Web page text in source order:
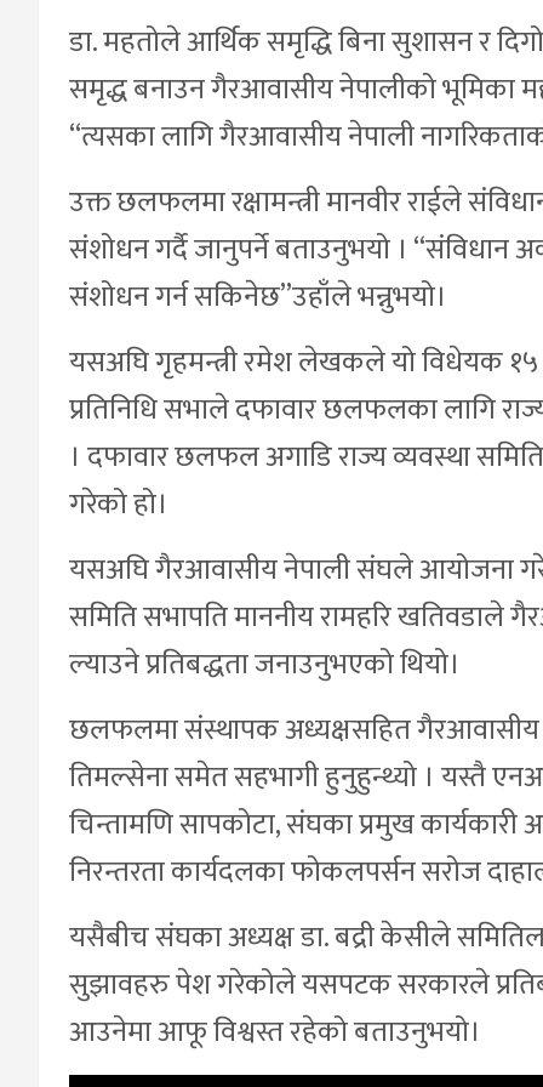
डा. महतोले आर्थिक समृद्धि बिना सुशासन र
समृद्ध बनाउन गैरआवासीय नेपालीको भूमिका
“त्यसका लागि गैरआवासीय नेपाली
उक्त छलफलमा रक्षामन्त्री मानवीर राईले
संशोधन गर्दै जानुपर्ने बताउनुभयो ।
संशोधन गर्न सकिनेछ”उहाँले भन्नुभयो।
यसअघि गृहमन्त्री रमेश लेखकले यो विधेयक १५
प्रतिनिधि सभाले दफावार छलफलका लागि
। दफावार छलफल अगाडि राज्य व्यवस्था
गरेको हो।
यसअघि गैरआवासीय नेपाली संघले आयोजना
समिति सभापति माननीय रामहरि खतिवडाले
ल्याउने प्रतिबद्धता जनाउनुभएको थियो।
छलफलमा संस्थापक अध्यक्षसहित गैरआवासीय
तिमल्सेना समेत सहभागी हुनुहुन्थ्यो । यस्तै
चिन्तामणि सापकोटा, संघका प्रमुख
निरन्तरता कार्यदलका फोकलपर्सन सरोज
यसैबीच संघका अध्यक्ष डा. बद्री केसीले
सुझावहरु पेश गरेकोले यसपटक सरकारले
आउनेमा आफू विश्वस्त रहेको बताउनुभयो।